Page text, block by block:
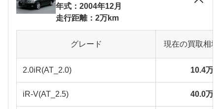
年式：2004年12月
走行距離：2万km
グレード 現在の買取相
2.0iR(AT_2.0) 10.4万
iR-V(AT_2.5) 40.0万